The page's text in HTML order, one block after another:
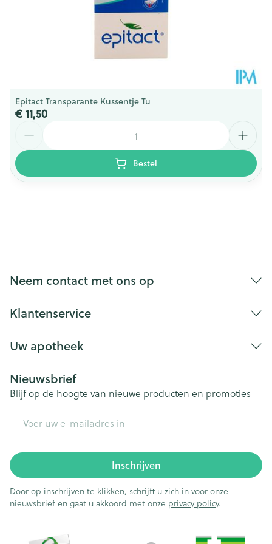
Epitact Transparante Kussentje Tu
€ 11,50
Bestel
Neem contact met ons op
Klantenservice
Uw apotheek
Nieuwsbrief
Blijf op de hoogte van nieuwe producten en promoties
Inschrijven
Door op inschrijven te klikken, schrijft u zich in voor onze
nieuwsbrief en gaat u akkoord met onze privacy policy.